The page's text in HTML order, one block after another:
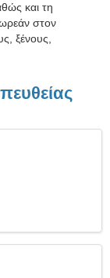
και τη
στον
ξένους,